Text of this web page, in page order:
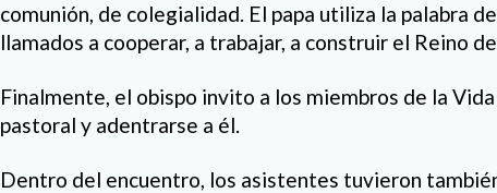
comunión, de colegialidad. El papa utiliza la palabra
llamados a cooperar, a trabajar, a construir el Reino
Finalmente, el obispo invito a los miembros de la
pastoral y adentrarse a él.
Dentro del encuentro, los asistentes tuvieron